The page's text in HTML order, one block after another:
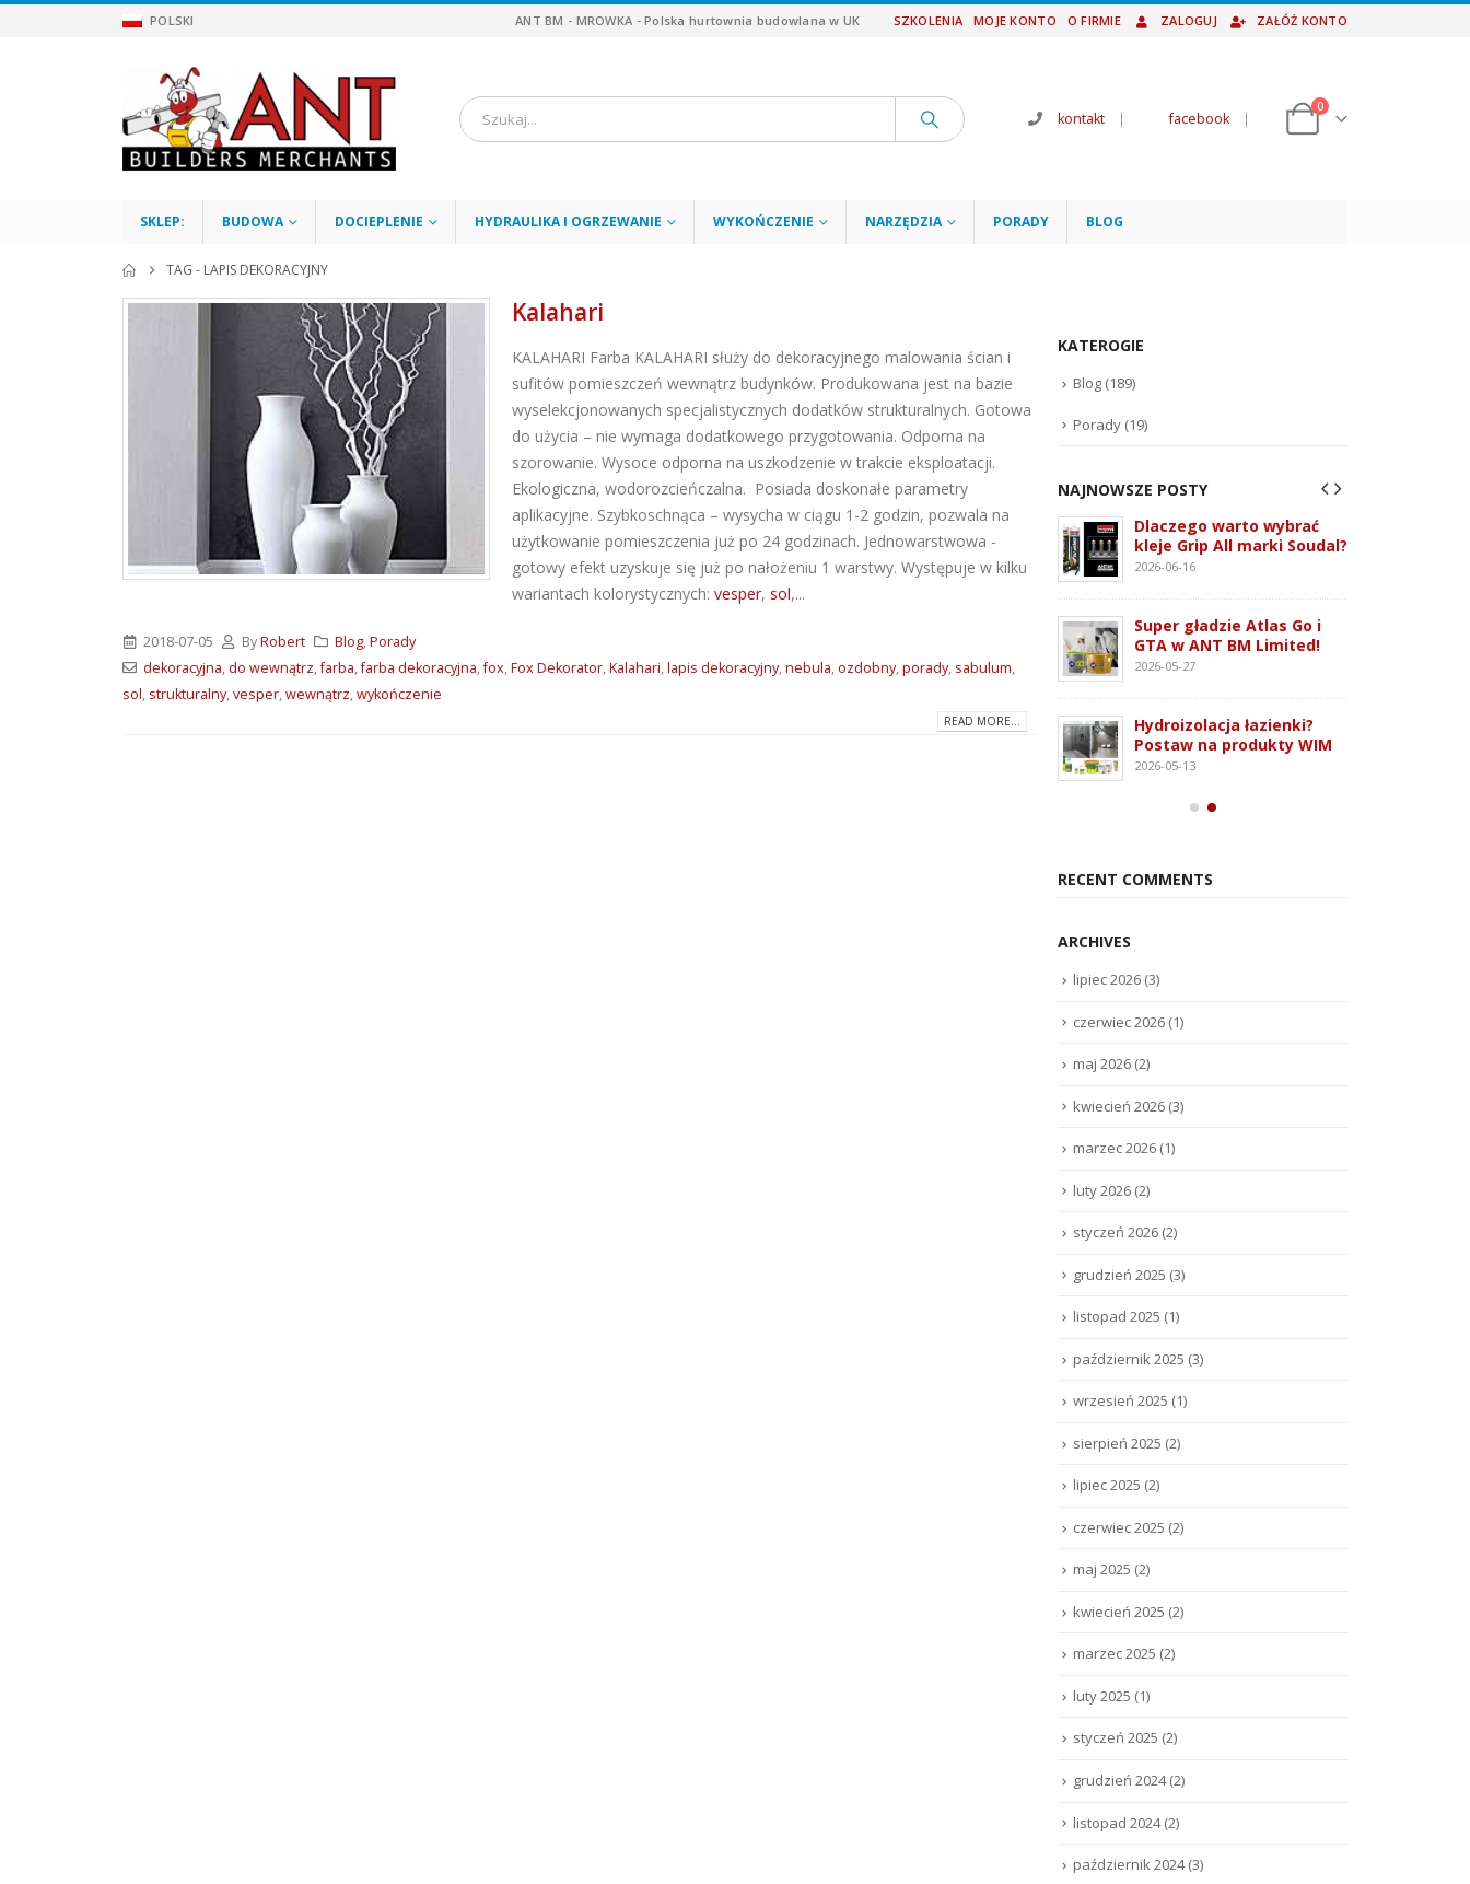
POLSKI ANT BM - MROWKA - Polska hurtownia budowlana w UK SZKOLENIA MOJE KONTO O FIRMIE ZALOGUJ ZAŁÓŻ KONTO
kontakt | facebook |
0
SKLEP: BUDOWA DOCIEPLENIE HYDRAULIKA I OGRZEWANIE WYKOŃCZENIE NARZĘDZIA PORADY BLOG
TAG - LAPIS DEKORACYJNY
Kalahari
KALAHARI Farba KALAHARI służy do dekoracyjnego malowania ścian i
sufitów pomieszczeń wewnątrz budynków. Produkowana jest na bazie
wyselekcjonowanych specjalistycznych dodatków strukturalnych. Gotowa
do użycia – nie wymaga dodatkowego przygotowania. Odporna na
szorowanie. Wysoce odporna na uszkodzenie w trakcie eksploatacji.
Ekologiczna, wodorozcieńczalna. Posiada doskonałe parametry
aplikacyjne. Szybkoschnąca – wysycha w ciągu 1-2 godzin, pozwala na
użytkowanie pomieszczenia już po 24 godzinach. Jednowarstwowa -
gotowy efekt uzyskuje się już po nałożeniu 1 warstwy. Występuje w kilku
wariantach kolorystycznych:vesper,sol,...
2018-07-05 ByRobert Blog,Porady
dekoracyjna,do wewnątrz,farba,farba dekoracyjna,fox,Fox Dekorator,Kalahari,lapis dekoracyjny,nebula,ozdobny,porady, sabulum,
sol, strukturalny,vesper,wewnątrz,wykończenie
READ MORE...
KATEROGIE
Blog (189)
Porady (19)
NAJNOWSZE POSTY
ATLAS M-SYSTEM 3G –
nowoczesny system
montażu płyt G-K i OSB
Wkręty farmerskie WFD –
rodzaje i zastosowanie
2026-07-27
Dlaczego warto wybrać
kleje Grip All marki Soudal?
2026-06-16
2026-05-27
ATLAS M-SYSTEM 3G –
nowoczesny system
montażu płyt G-K i OSB
rodzaje i zastosowanie
2026-07-27
Dlaczego warto wybrać
kleje Grip All marki Soudal?
2026-06-16
Super gładzie Atlas Go i
GTA w ANT BM Limited!
2026-05-27
Hydroizolacja łazienki?
Postaw na produkty WIM
2026-05-13
RECENT COMMENTS
ARCHIVES
lipiec 2026 (3)
czerwiec 2026 (1)
maj 2026 (2)
kwiecień 2026 (3)
marzec 2026 (1)
luty 2026 (2)
styczeń 2026 (2)
grudzień 2025 (3)
listopad 2025 (1)
październik 2025 (3)
wrzesień 2025 (1)
sierpień 2025 (2)
lipiec 2025 (2)
czerwiec 2025 (2)
maj 2025 (2)
kwiecień 2025 (2)
marzec 2025 (2)
luty 2025 (1)
styczeń 2025 (2)
grudzień 2024(2)
listopad 2024(2)
październik 2024(3)